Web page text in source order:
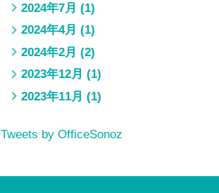
2024年7月 (1)
2024年4月 (1)
2024年2月 (2)
2023年12月 (1)
2023年11月 (1)
Tweets by OfficeSonoz